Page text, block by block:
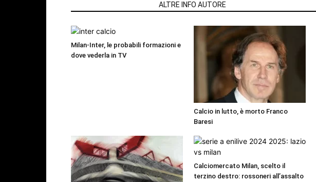
ALTRE INFO AUTORE
Milan-Inter, le probabili formazioni e
dove vederla in TV
Calcio in lutto, è morto Franco
Baresi
Calciomercato Milan, scelto il
terzino destro: rossoneri all’assalto